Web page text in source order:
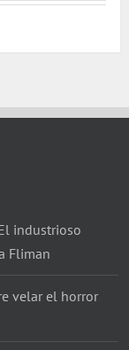
industrioso
Fliman
velar el horror